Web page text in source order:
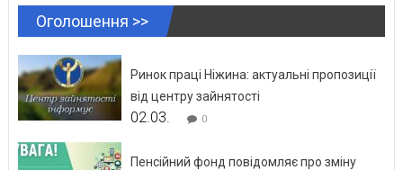
Оголошення >>
Ринок праці Ніжина: актуальні пропозиції
від центру зайнятості
02.03. 0
Пенсійний фонд повідомляє про зміну